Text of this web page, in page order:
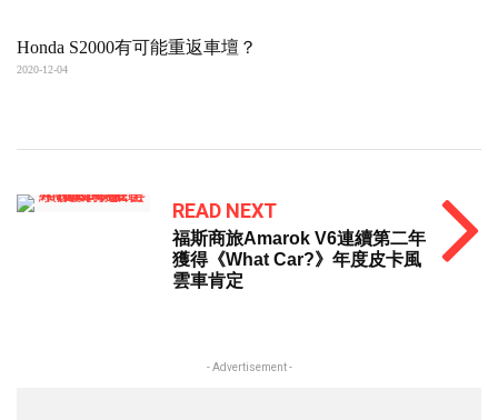
Honda S2000有可能重返車壇？
2020-12-04
READ NEXT
福斯商旅Amarok V6連續第二年
獲得《What Car?》年度皮卡風
雲車肯定
- Advertisement -